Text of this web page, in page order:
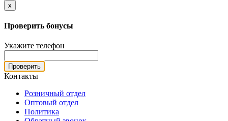
x
Проверить бонусы
Укажите телефон
Проверить
Контакты
Розничный отдел
Оптовый отдел
Политика